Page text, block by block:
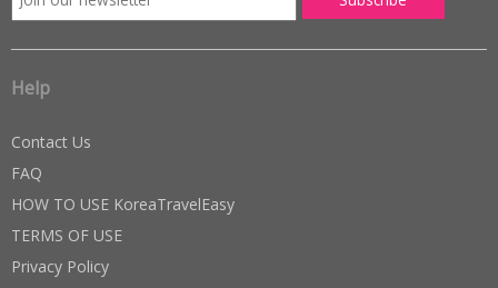
Help
Contact Us
FAQ
HOW TO USE KoreaTravelEasy
TERMS OF USE
Privacy Policy